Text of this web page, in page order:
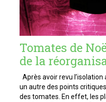
Tomates de
de la
Après avoir revu l’isolation
un autre des points
des tomates. En effet, les